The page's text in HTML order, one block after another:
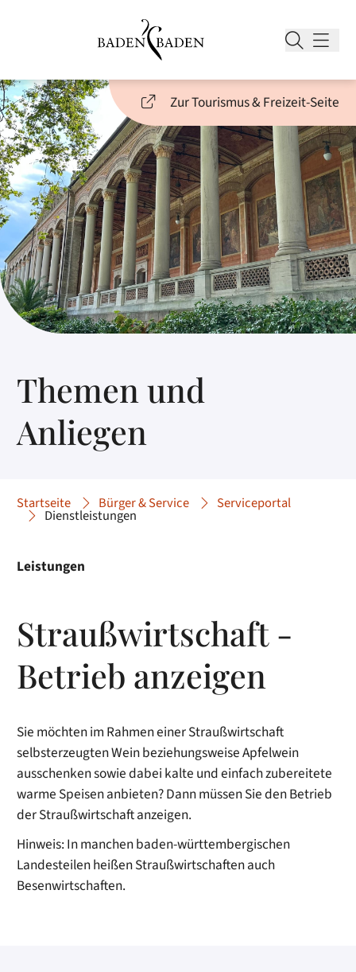
Zur Tourismus & Freizeit-Seite
Themen und
Anliegen
Startseite Bürger & Service Serviceportal
Dienstleistungen
Leistungen
Straußwirtschaft -
Betrieb anzeigen
Sie möchten im Rahmen einer Straußwirtschaft
selbsterzeugten Wein beziehungsweise Apfelwein
ausschenken sowie dabei kalte und einfach zubereitete
warme Speisen anbieten? Dann müssen Sie den Betrieb
der Straußwirtschaft anzeigen.
Hinweis: In manchen baden-württembergischen
Landesteilen heißen Straußwirtschaften auch
Besenwirtschaften.